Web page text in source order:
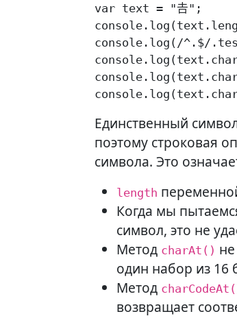
var text = "𠮷";
console.log(/^.$/
Единственный
поэтому строковая
символа. Это
length
Когда мы
символ, это не
Метод charAt()
один набор из 16
Метод
возвращает